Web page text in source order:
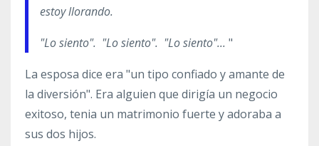
estoy llorando.
"Lo siento". "Lo siento". "Lo siento"... "
La esposa dice era "un tipo confiado y amante de
la diversión". Era alguien que dirigía un negocio
exitoso, tenia un matrimonio fuerte y adoraba a
sus dos hijos.